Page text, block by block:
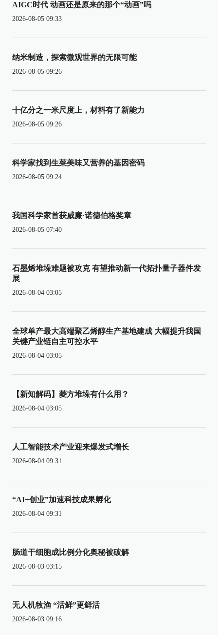
AIGC时代 动画还是原来的那个“动画”吗
2026-08-05 09:33
纳米制造，探索微观世界的无限可能
2026-08-05 09:26
十亿分之一米尺度上，材料有了新能力
2026-08-05 09:26
科学家找到生菜美味又营养的基因密码
2026-08-05 09:24
我国科学家首获威廉·诺德伯格奖章
2026-08-05 07:40
石墨烯堆垛难题被攻克 有望推动新一代拓扑量子器件发
展
2026-08-04 03:05
全球单产最大高端聚乙烯醇生产基地建成 大幅提升我国
关键产业链自主可控水平
2026-08-04 03:05
【新知解码】菱方堆垛有什么用？
2026-08-04 03:05
人工智能技术产业迎来爆发式增长
2026-08-04 09:31
“AI+创业”加速科技成果孵化
2026-08-04 09:31
肠道干细胞成比例分化奥秘被破解
2026-08-03 03:15
无人机牧渔 “活鲜”更鲜活
2026-08-03 09:16